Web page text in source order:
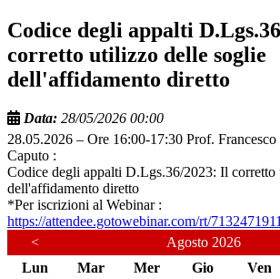
Codice degli appalti
corretto utilizzo delle soglie
dell'affidamento diretto
Data: 28/05/2026 00:00
28.05.2026 – Ore 16:00-17:30 Prof. Francesco
Caputo :
Codice degli appalti D.Lgs.36/2023: Il
dell'affidamento diretto
*Per iscrizioni al Webinar :
https://attendee.gotowebinar.com/rt/
<
Agosto 2026
Lun
Mar Mer Gio Ven